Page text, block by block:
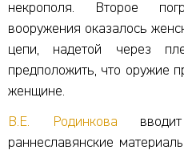
некрополя. Второе
вооружения оказалось
цепи, надетой через
предположить, что оружие
женщине.
В.Е. Родинкова
раннеславянские